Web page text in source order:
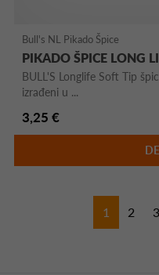
Bull's NL Pikado Špice
PIKADO ŠPICE LONG
BULL'S Longlife Soft Tip
izrađeni u ...
3,25 €
1 2 3